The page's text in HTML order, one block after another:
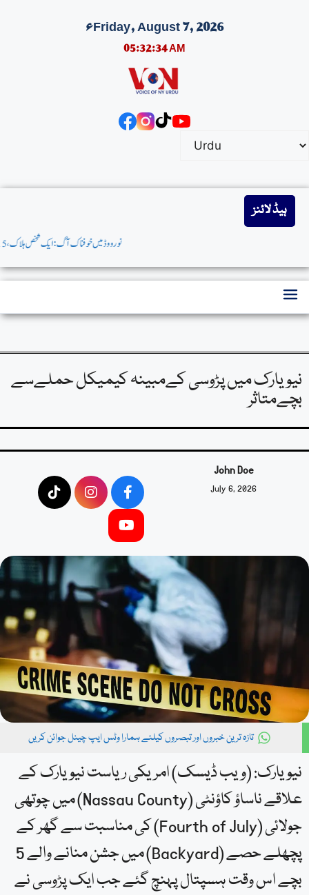
Friday, August 7, 2026ء
05:32:35 AM
ہیڈ لائنز
نیویارک میں پڑوسی کےمبینہ کیمیکل حملےسے
بچےمتاثر
John Doe
July 6, 2026
تازہ ترین خبروں اور تبصروں کیلئے ہمارا وٹس ایپ چینل جوائن کریں
نیویارک: (ویب ڈیسک) امریکی ریاست نیویارک کے
علاقے ناساؤ کاؤنٹی (Nassau County) میں چوتھی
جولائی (Fourth of July) کی مناسبت سے گھر کے
پچھلے حصے (Backyard) میں جشن منانے والے 5
بچے اس وقت ہسپتال پہنچ گئے جب ایک پڑوسی نے